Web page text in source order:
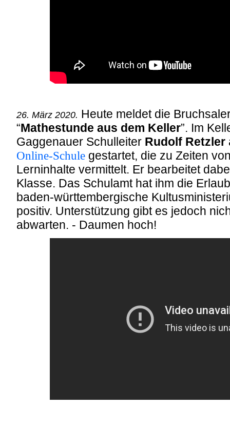
26. März 2020. Heute meldet die
“Mathestunde aus dem Keller”. Im
Gaggenauer Schulleiter Rudolf Retzler
Online-Schule gestartet, die zu Zeiten
Lerninhalte vermittelt. Er bearbeitet
Klasse. Das Schulamt hat ihm die
baden-württembergische
positiv. Unterstützung gibt es jedoch
abwarten. - Daumen hoch!